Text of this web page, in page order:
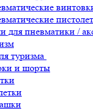
для пневматики /
туризма
и шорты